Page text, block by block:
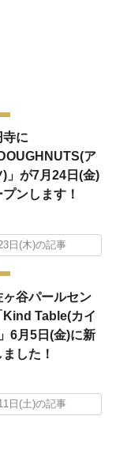
寺に
ア
」が7月24日(金)
ンします！
日(木)の記事
ヶ谷パールセン
Kind Table(カイ
6月5日(金)に新
した！
日(土)の記事